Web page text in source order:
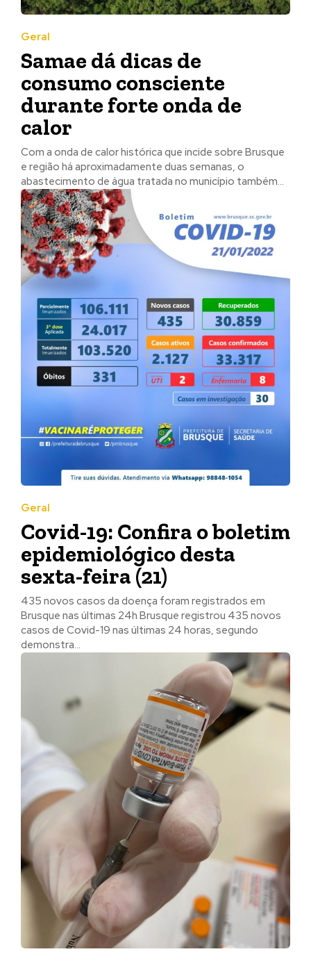
Geral
Samae dá dicas de
consumo consciente
durante forte onda de
calor
Com a onda de calor histórica que incide sobre Brusque
e região há aproximadamente duas semanas, o
abastecimento de água tratada no município também...
Geral
Covid-19: Confira o boletim
epidemiológico desta
sexta-feira (21)
435 novos casos da doença foram registrados em
Brusque nas últimas 24h Brusque registrou 435 novos
casos de Covid-19 nas últimas 24 horas, segundo
demonstra...